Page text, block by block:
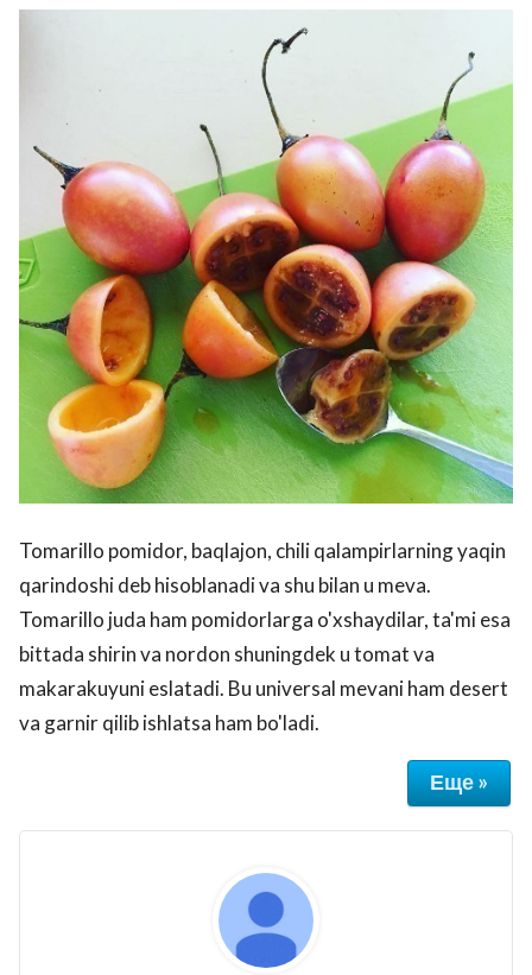
Tomarillo pomidor, baqlajon, chili qalampirlarning yaqin
qarindoshi deb hisoblanadi va shu bilan u meva.
Tomarillo juda ham pomidorlarga o'xshaydilar, ta'mi esa
bittada shirin va nordon shuningdek u tomat va
makarakuyuni eslatadi. Bu universal mevani ham desert
va garnir qilib ishlatsa ham bo'ladi.
Еще »